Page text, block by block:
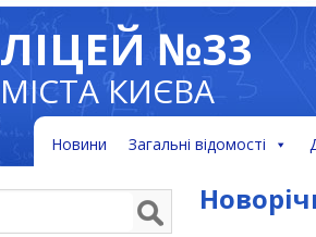
ЛІЦЕЙ №33
МІСТА КИЄВА
Новини Загальні відомості